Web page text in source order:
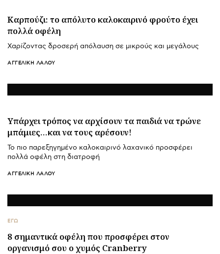
Καρπούζι: το απόλυτο καλοκαιρινό φρούτο έχει
πολλά οφέλη
Χαρίζοντας δροσερή απόλαυση σε μικρούς και μεγάλους
ΑΓΓΕΛΙΚΉ ΛΆΛΟΥ
Υπάρχει τρόπος να αρχίσουν τα παιδιά να τρώνε
μπάμιες…και να τους αρέσουν!
Το πιο παρεξηγημένο καλοκαιρινό λαχανικό προσφέρει
πολλά οφέλη στη διατροφή
ΑΓΓΕΛΙΚΉ ΛΆΛΟΥ
ΕΓΩ
8 σημαντικά οφέλη που προσφέρει στον
οργανισμό σου ο χυμός Cranberry